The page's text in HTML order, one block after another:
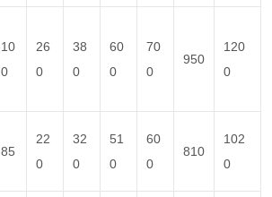
10
0
26
0
38
0
60
0
70
0
950
120
0
85
22
0
32
0
51
0
60
0
810
102
0